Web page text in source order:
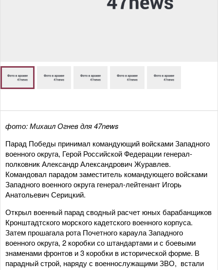
фото: Михаил Огнев для 47news
Парад Победы принимал командующий войсками Западного
военного округа, Герой Российской Федерации генерал-
полковник Александр Александрович Журавлев.
Командовал парадом заместитель командующего войсками
Западного военного округа генерал-лейтенант Игорь
Анатольевич Серицкий.
Открыл военный парад сводный расчет юных барабанщиков
Кронштадтского морского кадетского военного корпуса.
Затем прошагала рота Почетного караула Западного
военного округа, 2 коробки со штандартами и с боевыми
знаменами фронтов и 3 коробки в исторической форме. В
парадный строй, наряду с военнослужащими ЗВО, встали